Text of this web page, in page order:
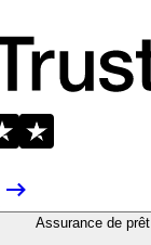
Assurance de prêt